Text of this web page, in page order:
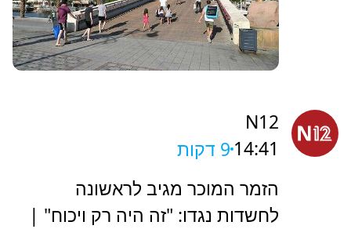
N12
14:41 9 דקות
הזמר המוכר מגיב לראשונה
לחשדות נגדו: "זה היה רק ויכוח" |